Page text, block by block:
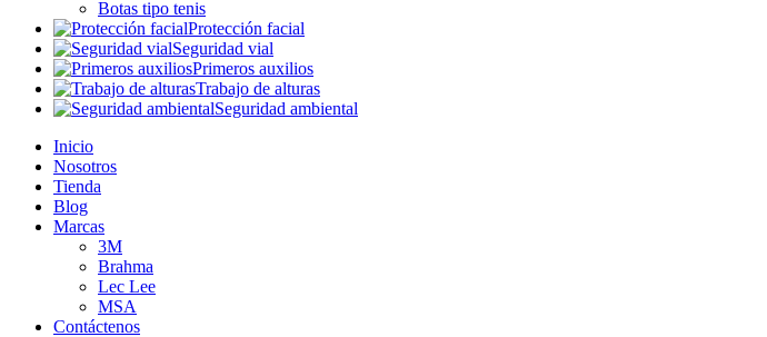
Botas tipo tenis
Protección facial
Seguridad vial
Primeros auxilios
Trabajo de alturas
Seguridad ambiental
Inicio
Nosotros
Tienda
Blog
Marcas
3M
Brahma
Lec Lee
MSA
Contáctenos